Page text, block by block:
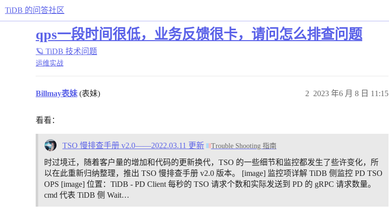
TiDB 的问答社区
qps一段时间很低，业务反馈很卡，请问怎么排查问题
🪐 TiDB 技术问题
运维实战
Billmay表妹 (表妹) 2023 年6 月 8 日 11:15
2
看看：
TSO 慢排查手册 v2.0——2022.03.11 更新 Trouble Shooting 指南
时过境迁，随着客户量的增加和代码的更新换代，TSO 的一些细节和监控都发生了些许变化，所
以在此重新归纳整理，推出 TSO 慢排查手册 v2.0 版本。 [image] 监控项详解 TiDB 侧监控 PD TSO
OPS [image] 位置：TiDB - PD Client 每秒的 TSO 请求个数和实际发送到 PD 的 gRPC 请求数量。
cmd 代表 TiDB 侧 Wait…